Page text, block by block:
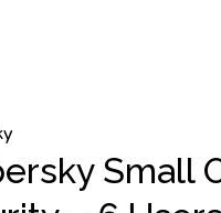
Small